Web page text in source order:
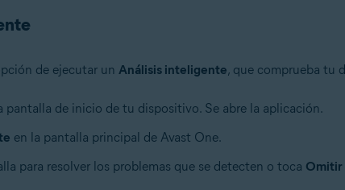
de ejecutar un Análisis inteligente, que comprueba tu
pantalla de inicio de tu dispositivo. Se abre la aplicación.
en la pantalla principal de Avast One.
para resolver los problemas que se detecten o toca Omitir